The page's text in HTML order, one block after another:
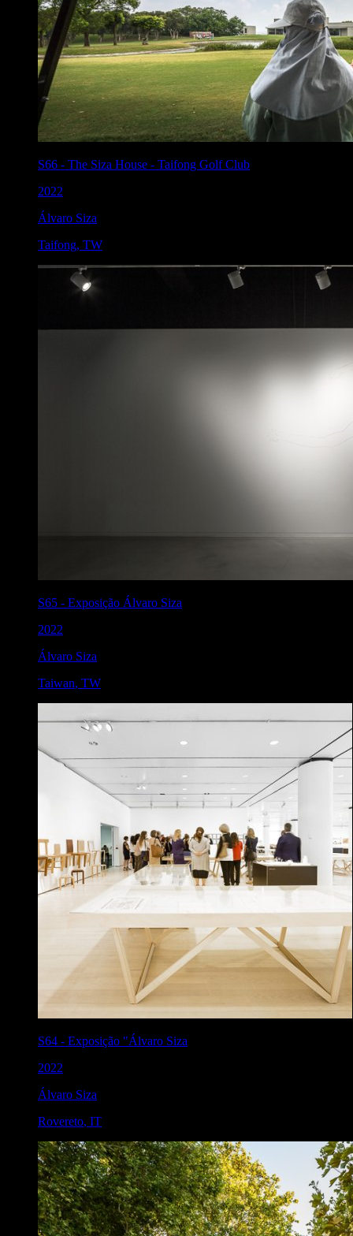
S66 - The Siza House - Taifong Golf Club
2022
Álvaro Siza
Taifong, TW
S65 - Exposição Álvaro Siza
2022
Álvaro Siza
Taiwan, TW
S64 - Exposição "Álvaro Siza
2022
Álvaro Siza
Rovereto, IT